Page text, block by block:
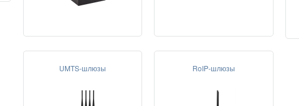
UMTS-шлюзы RoIP-шлюзы